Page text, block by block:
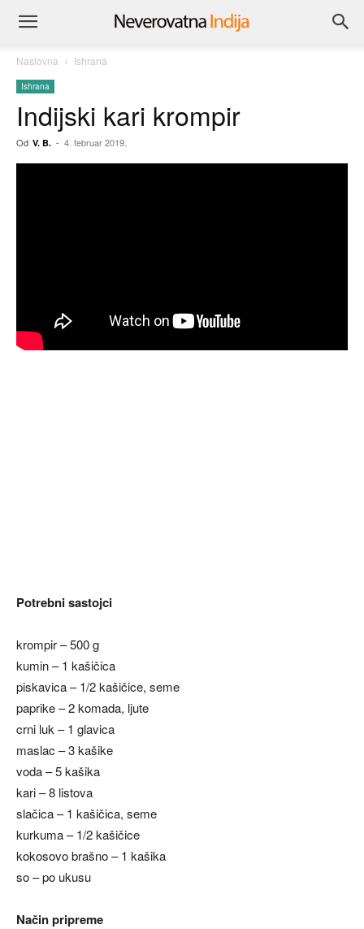
Naslovna Ishrana
Ishrana
Indijski kari krompir
Od V. B. - 4. februar 2019.
Potrebni sastojci
krompir – 500 g
kumin – 1 kašičica
piskavica – 1/2 kašičice, seme
paprike – 2 komada, ljute
crni luk – 1 glavica
maslac – 3 kašike
voda – 5 kašika
kari – 8 listova
slačica – 1 kašičica, seme
kurkuma – 1/2 kašičice
kokosovo brašno – 1 kašika
so – po ukusu
Način pripreme